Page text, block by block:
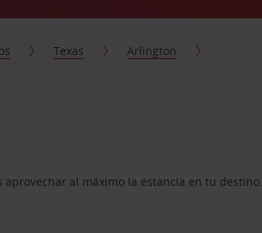
Texas
Arlington
al máximo la estancia en tu destino.